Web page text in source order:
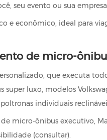
seu evento ou sua empresa.
e econômico, ideal para
de micro-
que executa
super luxo, modelos
individuais
micro-ônibus executivo,
(consultar).